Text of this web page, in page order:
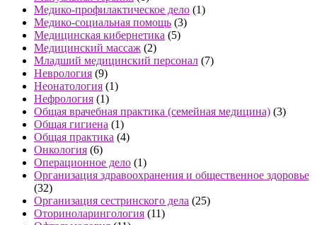
Медико-профилактическое дело (1)
Медико-социальная помощь (3)
Медицинская кибернетика (5)
Медицинский массаж (2)
Младший медицинский персонал (7)
Неврология (9)
Неонатология (1)
Нефрология (1)
Общая врачебная практика (семейная медицина) (3)
Общая гигиена (1)
Общая практика (4)
Онкология (6)
Операционное дело (1)
Организация здравоохранения и общественное здоровье
(32)
Организация сестринского дела (25)
Оториноларингология (11)